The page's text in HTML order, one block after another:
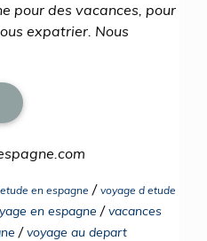
pour des vacances, pour
expatrier. Nous
en espagne / voyage d etude
en espagne /vacances
/voyage au depart